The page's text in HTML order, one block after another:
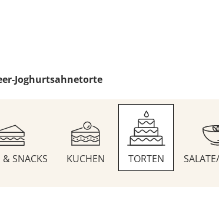
Joghurtsahnetorte
& SNACKS KUCHEN TORTEN